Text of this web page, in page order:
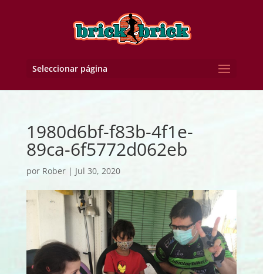
Seleccionar página
1980d6bf-f83b-4f1e-
89ca-6f5772d062eb
por Rober| Jul 30, 2020